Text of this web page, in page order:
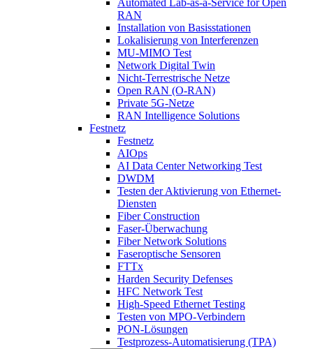
Automated Lab-as-a-Service for Open
RAN
Installation von Basisstationen
Lokalisierung von Interferenzen
MU-MIMO Test
Network Digital Twin
Nicht-Terrestrische Netze
Open RAN (O-RAN)
Private 5G-Netze
RAN Intelligence Solutions
Festnetz
Festnetz
AIOps
AI Data Center Networking Test
DWDM
Testen der Aktivierung von Ethernet-
Diensten
Fiber Construction
Faser-Überwachung
Fiber Network Solutions
Faseroptische Sensoren
FTTx
Harden Security Defenses
HFC Network Test
High-Speed Ethernet Testing
Testen von MPO-Verbindern
PON-Lösungen
Testprozess-Automatisierung (TPA)